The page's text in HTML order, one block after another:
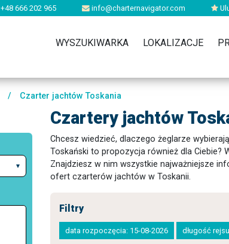
+48 666 202 965 info@charternavigator.com
WYSZUKIWARKA LOKALIZACJE
/ Czarter jachtów Toskania
Czartery jachtów
Chcesz wiedzieć, dlaczego żeglarze
Toskański to propozycja również dla Ciebie?
Znajdziesz w nim wszystkie najważniejsze
ofert czarterów jachtów w Toskanii.
Filtry
data rozpoczęcia: 15-08-2026 długość